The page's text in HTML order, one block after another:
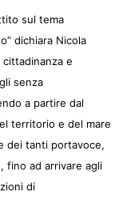
sul tema
dichiara Nicola
cittadinanza e
senza
a partire dal
territorio e del mare
dei tanti portavoce,
fino ad arrivare agli
di